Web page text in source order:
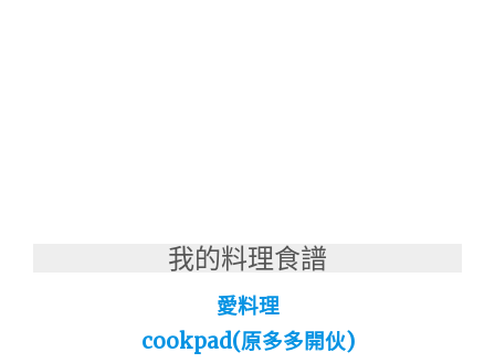
我的料理食譜
愛料理
cookpad(原多多開伙)